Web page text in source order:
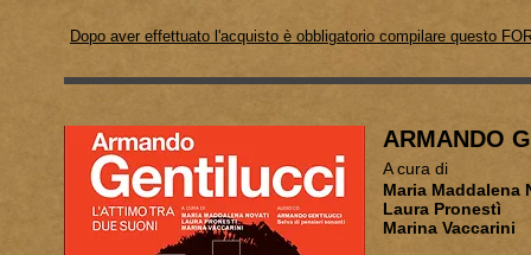
Dopo aver effettuato l'acquisto è obbligatorio compilare questo
ARMANDO
A cura di
Maria
Laura Pronestì
Marina Vaccarini